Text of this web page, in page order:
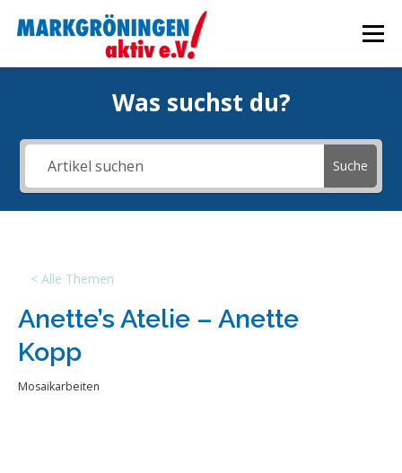
Inhalt
Menü
VERANSTALTUNGEN
WIRTSCHAFTSFÖRDERUNG
Was suchst du?
Suche
< Alle Themen
Anette’s Atelie – Anette
Kopp
Mosaikarbeiten